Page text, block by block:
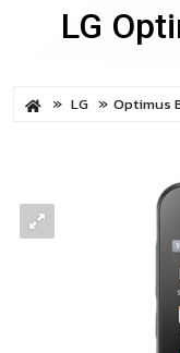
LG
LG Optimus